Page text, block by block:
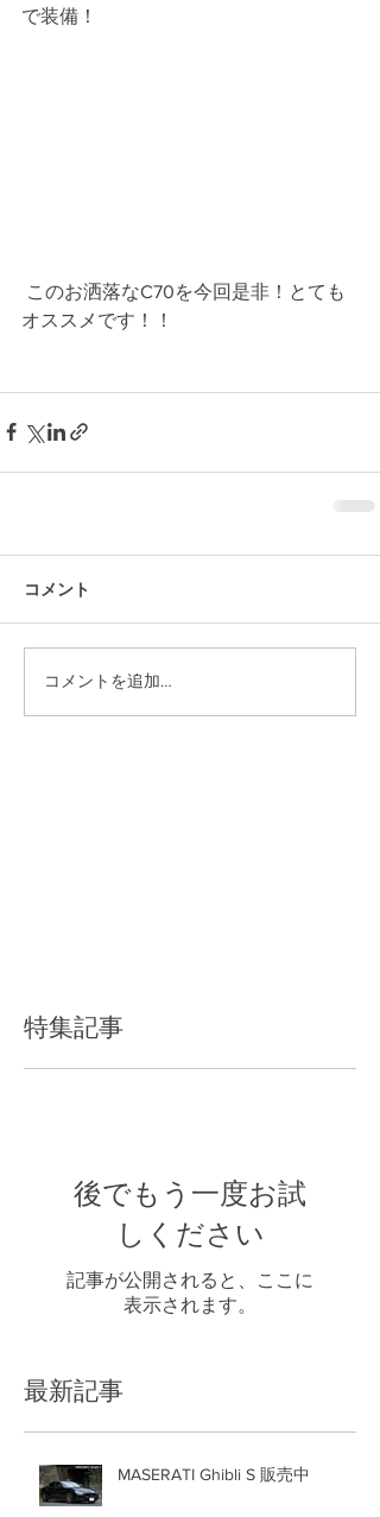
で装備！
オススメです！！
コメント
コメントを追加…
特集記事
後でもう一度お試
しください
記事が公開されると、ここに
表示されます。
最新記事
MASERATI Ghibli S 販売中